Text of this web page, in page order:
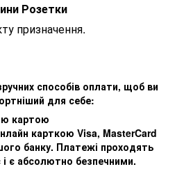
Розетки
призначення.
способів оплати, щоб ви
для себе:
картою
карткою Visa, MasterCard
банку. Платежі проходять
і є абсолютно безпечними.